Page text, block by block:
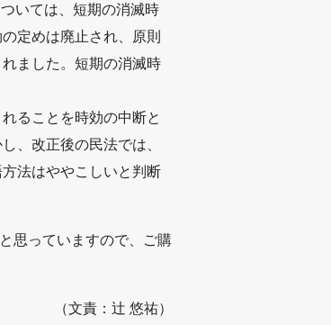
いては、短期の消滅時
定めは廃止され、原則
ました。短期の消滅時
ることを時効の中断と
、改正後の民法では、
法はややこしいと判断
思っていますので、ご購
（文責：辻 悠祐）